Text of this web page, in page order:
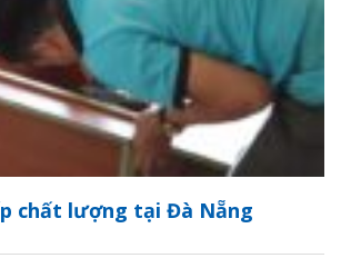
chất lượng tại Đà Nẵng